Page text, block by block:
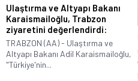
Ulaştırma ve Altyapı Bakanı
Karaismailoğlu, Trabzon
ziyaretini değerlendirdi:
TRABZON (AA) - Ulaştırma ve
Altyapı Bakanı Adil Karaismailoğlu,
"Türkiye'nin...